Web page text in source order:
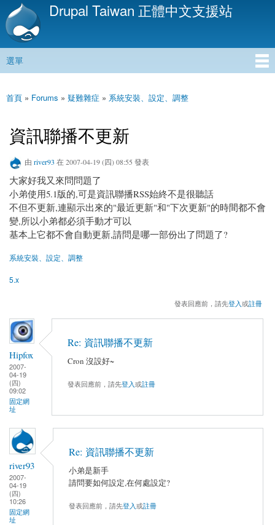
移
內
Drupal Taiwan 正體中文支援站
主選單
選單
您在這裡
首頁 » Forums » 疑難雜症 » 系統安裝、設定、調整
資訊聯播不更新
由 river93 在 2007-04-19 (四) 08:55 發表
大家好我又來問問題了
小弟使用5.1版的,可是資訊聯播RSS始終不是很聽話
不但不更新,連顯示出來的"最近更新"和"下次更新"的時間都不會
變,所以小弟都必須手動才可以
基本上它都不會自動更新,請問是哪一部份出了問題了?
系統安裝、設定、調整
5.x
發表回應前，請先登入或註冊
Hipfox
2007-
04-19
(四)
09:02
固定網
址
Re: 資訊聯播不更新
Cron 沒設好~
發表回應前，請先登入或註冊
river93
2007-
04-19
(四)
10:26
固定網
址
Re: 資訊聯播不更新
小弟是新手
請問要如何設定,在何處設定?
發表回應前，請先登入或註冊